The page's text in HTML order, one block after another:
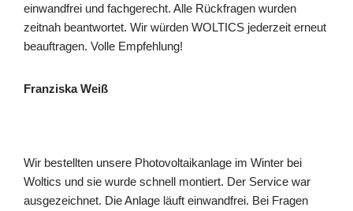
einwandfrei und fachgerecht. Alle Rückfragen wurden
zeitnah beantwortet. Wir würden WOLTICS jederzeit erneut
beauftragen. Volle Empfehlung!
Franziska Weiß
Wir bestellten unsere Photovoltaikanlage im Winter bei
Woltics und sie wurde schnell montiert. Der Service war
ausgezeichnet. Die Anlage läuft einwandfrei. Bei Fragen